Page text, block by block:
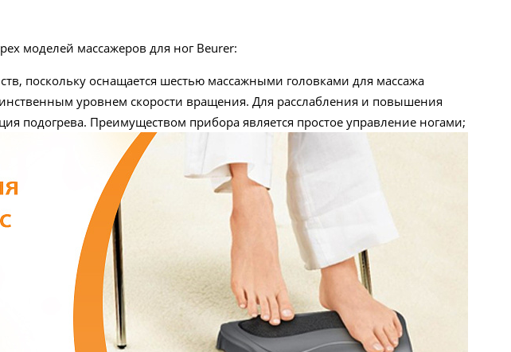
моделей массажеров для ног Beurer:
поскольку оснащается шестью массажными головками для массажа
уровнем скорости вращения. Для расслабления и повышения
подогрева. Преимуществом прибора является простое управление ногами;